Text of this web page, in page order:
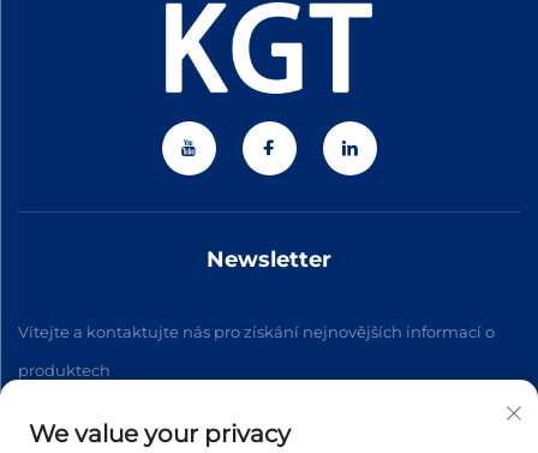
Newsletter
Vítejte a kontaktujte nás pro získání nejnovějších informací o
produktech
We value your privacy